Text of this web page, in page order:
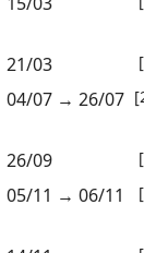
21/03
04/07→ 26/07
26/09
05/11 → 06/11